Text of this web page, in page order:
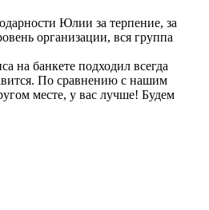
Юлии за терпение, за
организации, вся группа
на банкете подходил всегда
По сравнению с нашим
месте, у вас лучше! Будем